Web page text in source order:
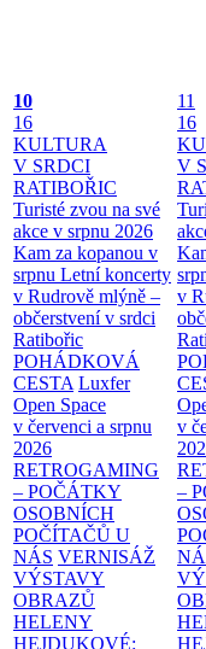
10
16
KULTURA
V SRDCI
RATIBOŘIC
Turisté zvou na své
akce v srpnu 2026
Kam za kopanou v
srpnu Letní koncerty
v Rudrově mlýně –
občerstvení v srdci
Ratibořic
POHÁDKOVÁ
CESTA Luxfer
Open Space
v červenci a srpnu
2026
RETROGAMING
– POČÁTKY
OSOBNÍCH
POČÍTAČŮ U
NÁS VERNISÁŽ
VÝSTAVY
OBRAZŮ
HELENY
HEJDUKOVÉ:
11
16
V
v
v
–